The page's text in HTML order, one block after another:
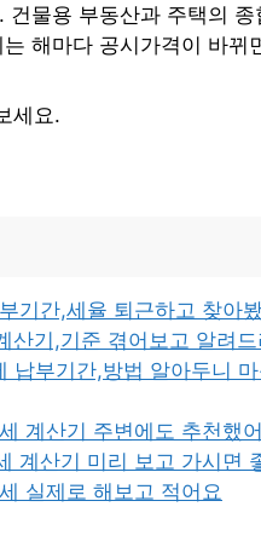
물용 부동산과 주택의 종
해마다 공시가격이 바뀌
세요.
기간,세율 퇴근하고 찾아
산기,기준 겪어보고 알려드
납부기간,방법 알아두니
계산기 주변에도 추천했
계산기 미리 보고 가시면
실제로 해보고 적어요